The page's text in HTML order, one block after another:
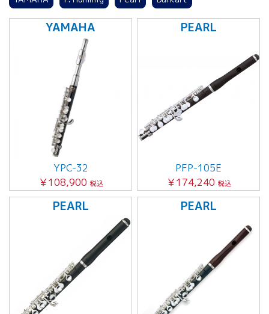
YAMAHA
YPC-32
￥108,900 税込
PEARL
PFP-105E
￥174,240 税込
PEARL PEARL